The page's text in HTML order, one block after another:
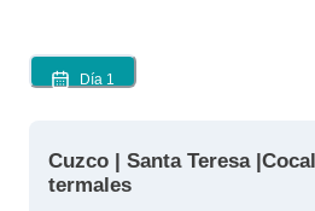
Día 1
Cuzco | Santa Teresa |Cocalmayo | Aguas
termales